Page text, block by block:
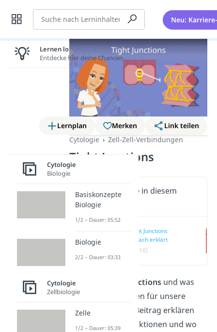
Suche Neu:
Lernplan Merken
Link teilen
Cytologie
Zell-Zell-Verbindungen
Tight Junctions
Wichtige Inhalte in diesem
Video
Tight Junctions
einfach erklärt
(00:10)
Was sind Tight Junctions und was
sind ihre Funktionen für unsere
Zellen? In diesem Beitrag erklären
wir dir Aufbau, Funktionen und wo
Lernen lohnt sich!
Entdecke hier deine Chancen.
Cytologie
Biologie
Basiskonzepte
Biologie
1/2 – Dauer: 05:52
Biologie
2/2 – Dauer: 03:33
Cytologie
Zellbiologie
Zelle
1/2 – Dauer: 05:39